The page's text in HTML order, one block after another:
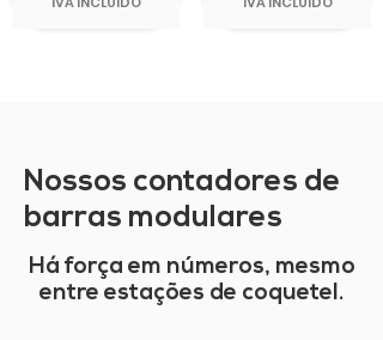
Nossos contadores de
barras modulares
Há força em números, mesmo
entre estações de coquetel.